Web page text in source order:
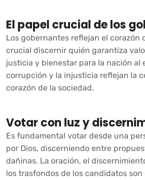
El papel crucial de los
Los gobernantes reflejan el corazón
crucial discernir quién garantiza
justicia y bienestar para la nación al
corrupción y la injusticia reflejan la
corazón de la sociedad.
Votar con luz y
Es fundamental votar desde una
por Dios, discerniendo entre
dañinas. La oración, el
los trasfondos de los candidatos son